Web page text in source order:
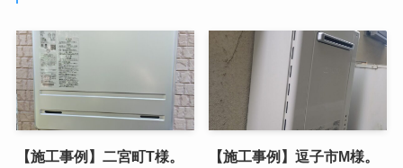
【施工事例】二宮町T様。
【施工事例】逗子市M様。